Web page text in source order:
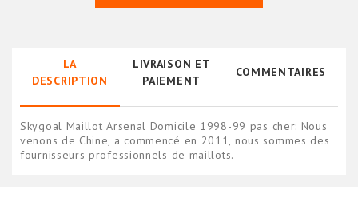
LA
DESCRIPTION
LIVRAISON ET
PAIEMENT
COMMENTAIRES
Skygoal Maillot Arsenal Domicile 1998-99 pas cher: Nous
venons de Chine, a commencé en 2011, nous sommes des
fournisseurs professionnels de maillots.